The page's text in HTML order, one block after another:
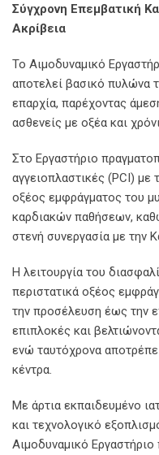
Σύγχρονη Επεμβατική
Ακρίβεια
Το Αιμοδυναμικό
αποτελεί βασικό πυλώνα
επαρχία, παρέχοντας
ασθενείς με οξέα και
Στο Εργαστήριο
αγγειοπλαστικές (PCI)
οξέος εμφράγματος του
καρδιακών παθήσεων,
στενή συνεργασία με την
Η λειτουργία του
περιστατικά οξέος
την προσέλευση έως την
επιπλοκές και
ενώ ταυτόχρονα
κέντρα.
Με άρτια εκπαιδευμένο
και τεχνολογικό
Αιμοδυναμικό